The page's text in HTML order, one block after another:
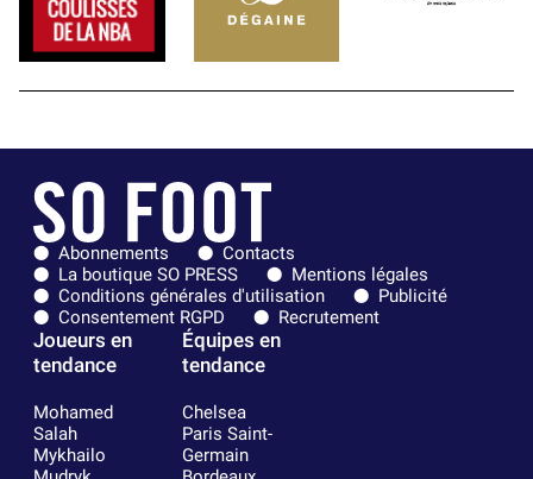
Abonnements
Contacts
La boutique SO PRESS
Mentions légales
Conditions générales d'utilisation
Publicité
Consentement RGPD
Recrutement
Joueurs en
tendance
Mohamed
Salah
Mykhailo
Équipes en
tendance
Chelsea
Paris Saint-
Germain